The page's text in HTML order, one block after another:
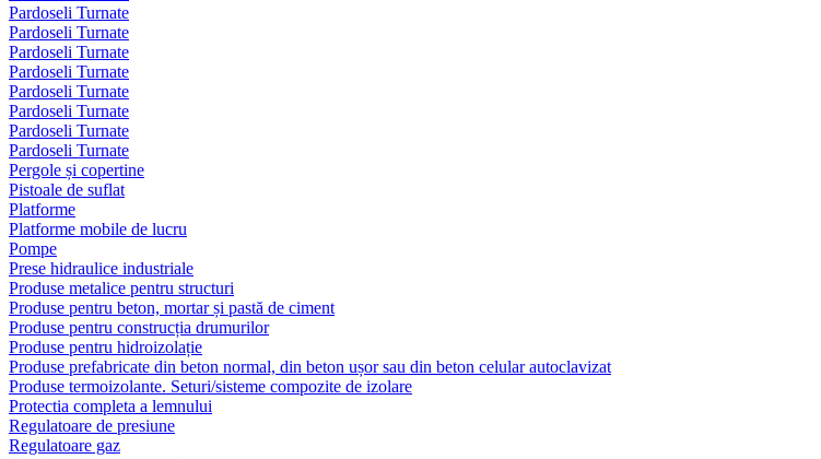
Pardoseli Turnate
Pardoseli Turnate
Pardoseli Turnate
Pardoseli Turnate
Pardoseli Turnate
Pardoseli Turnate
Pardoseli Turnate
Pardoseli Turnate
Pergole și copertine
Pistoale de suflat
Platforme
Platforme mobile de lucru
Pompe
Prese hidraulice industriale
Produse metalice pentru structuri
Produse pentru beton, mortar și pastă de ciment
Produse pentru construcția drumurilor
Produse pentru hidroizolație
Produse prefabricate din beton normal, din beton ușor sau din beton celular autoclavizat
Produse termoizolante. Seturi/sisteme compozite de izolare
Protectia completa a lemnului
Regulatoare de presiune
Regulatoare gaz